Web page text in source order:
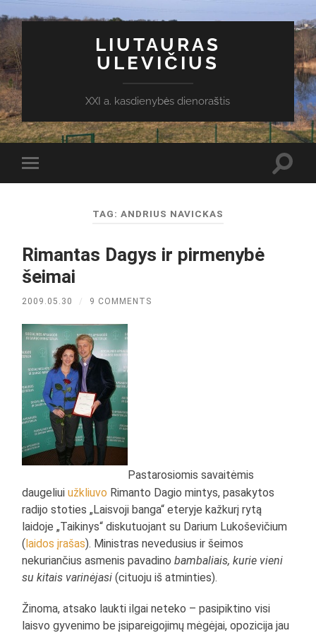
LIUTAURAS
ULEVIČIUS
XXI a. kasdienybės dienoraštis
Toggle
mobile
TAG: ANDRIUS NAVICKAS
Rimantas Dagys ir pirmenybė
šeimai
2009.05.30 / 9 COMMENTS
Pastarosiomis savaitėmis
daugeliuiužkliuvo Rimanto Dagio mintys, pasakytos
radijo stoties „Laisvoji banga“ eteryje kažkurį rytą
laidoje „Taikinys“ diskutuojant su Darium Lukoševičium
(laidos įrašas). Ministras nevedusius ir šeimos
nekuriančius asmenis pavadinobambaliais, kurie vieni
su kitais varinėjasi (cituoju iš atminties).
Žinoma, atsako laukti ilgai neteko – pasipiktino visi
laisvo gyvenimo be įsipareigojimų mėgėjai, opozicija jau